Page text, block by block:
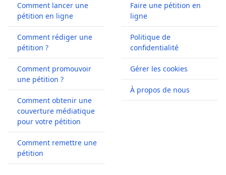
Comment lancer une
pétition en ligne
Comment rédiger une
pétition ?
Comment promouvoir
une pétition ?
Comment obtenir une
couverture médiatique
pour votre pétition
Comment remettre une
pétition
Faire une pétition en
ligne
Politique de
confidentialité
Gérer les cookies
À propos de nous